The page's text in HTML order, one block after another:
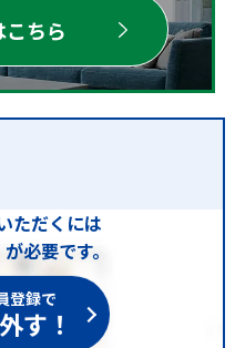
ちら
ただくには
必要です。
登録で
す！